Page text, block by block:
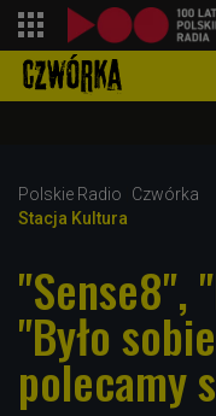
Polskie Radio
Czwórka
Stacja Kultura
"Sense8",
"Było
polecamy